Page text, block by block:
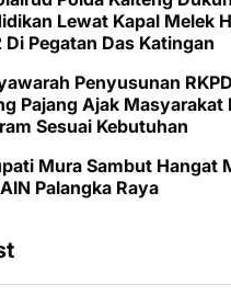
Lewat Kapal Melek
Di Pegatan Das Katingan
Penyusunan
Pajang Ajak Masyarakat
Sesuai Kebutuhan
Mura Sambut Hangat
Palangka Raya